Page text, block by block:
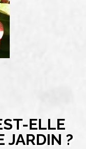
ELLE
JARDIN ?